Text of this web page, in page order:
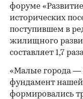
форуме
исторических
поступившем в
жилищного
составляет 1,7
«Малые города —
фундамент нашей
формировались